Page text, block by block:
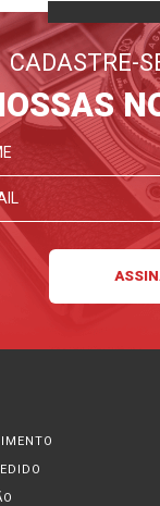
CADASTRE-